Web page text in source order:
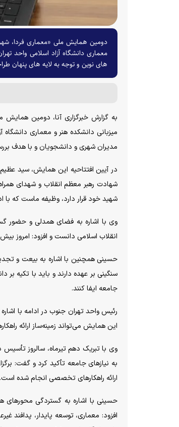
دومین همایش ملی «معماری فردا،
معماری دانشگاه آزاد اسلامی واحد
های نوین و توجه به لایه های پنهان
به گزارش خبرگزاری آنا، دومین
میزبانی دانشکده هنر و معماری
مدیران شهری و دانشجویان و با هدف
در آیین افتتاحیه این همایش، سید
شهادت رهبر معظم انقلاب و شهدای همراه
شهید خود قرار دارد، وظیفه ماست که با
وی با اشاره به فضای همدلی و حضور
انقلاب اسلامی دانست و افزود: امروز
حسینی همچنین با اشاره به بیعت و
سنگینی بر عهده دارند و باید با
جامعه ایفا کنند.
رئیس واحد تهران جنوب در ادامه با
این همایش می‌تواند زمینه‌ساز ارائه
وی با تبریک دهم تیرماه، سالروز
به نیاز‌های جامعه تأکید کرد و گفت:
ارائه راهکار‌های تخصصی انجام شده است.
حسینی با اشاره به گستردگی محور‌های
افزود: معماری، توسعه پایدار، پدافند